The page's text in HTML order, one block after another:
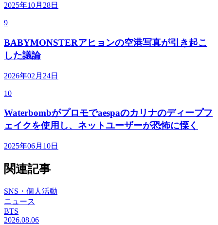
2025年10月28日
9
BABYMONSTERアヒョンの空港写真が引き起こ
した議論
2026年02月24日
10
Waterbombがプロモでaespaのカリナのディープフ
ェイクを使用し、ネットユーザーが恐怖に慄く
2025年06月10日
関連記事
SNS・個人活動
ニュース
BTS
2026.08.06